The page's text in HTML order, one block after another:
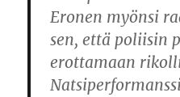
Eronen myönsi
sen, että poliisin
erottamaan